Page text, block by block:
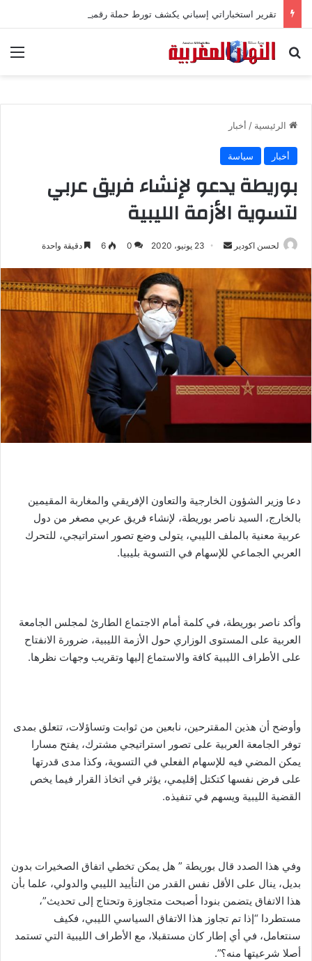
بحث عن
الرئيسية / أخبار
أخبار سياسة
بوريطة يدعو لإنشاء فريق عربي
لتسوية الأزمة الليبية
لحسن اكودير
ل
ب
ر
ي
د
ا
إ
ت
ن
23 يونيو، 2020 0
6 دقيقة واحدة
دعا وزير الشؤون الخارجية والتعاون الإفريقي والمغاربة المقيمين
بالخارج، السيد ناصر بوريطة، لإنشاء فريق عربي مصغر من دول
عربية معنية بالملف الليبي، يتولى وضع تصور استراتيجي، للتحرك
العربي الجماعي للإسهام في التسوية بليبيا.
وأكد ناصر بوريطة، في كلمة أمام الاجتماع الطارئ لمجلس الجامعة
العربية على المستوى الوزاري حول الأزمة الليبية، ضرورة الانفتاح
على الأطراف الليبية كافة والاستماع إليها وتقريب وجهات نظرها.
وأوضح أن هذين المقترحين، نابعين من ثوابت وتساؤلات، تتعلق بمدى
توفر الجامعة العربية على تصور استراتيجي مشترك، يفتح مسارا
يمكن المضي فيه للإسهام الفعلي في التسوية، وكذا مدى قدرتها
على فرض نفسها كتكتل إقليمي، يؤثر في اتخاذ القرار فيما يخص
القضية الليبية ويسهم في تنفيذه.
وفي هذا الصدد قال بوريطة ” هل يمكن تخطي اتفاق الصخيرات بدون
بديل، ينال على الأقل نفس القدر من التأييد الليبي والدولي، علما بأن
هذا الاتفاق يتضمن بنودا أصبحت متجاوزة وتحتاج إلى تحديث”،
مستطردا “إذا تم تجاوز هذا الاتفاق السياسي الليبي، فكيف
سنتعامل، في أي إطار كان مستقبلا، مع الأطراف الليبية التي تستمد
أصلا شرعيتها منه؟”.